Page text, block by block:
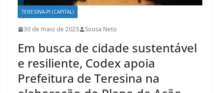
TERESINA-PI (CAPITAL)
30 de maio de 2023 Sousa Neto
Em busca de cidade sustentável
e resiliente, Codex apoia
Prefeitura de Teresina na